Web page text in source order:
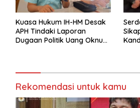
Kuasa Hukum IH-HM Desak
APH Tindaki Laporan
Dugaan Politik Uang Oknum
Rekomendasi untuk kamu